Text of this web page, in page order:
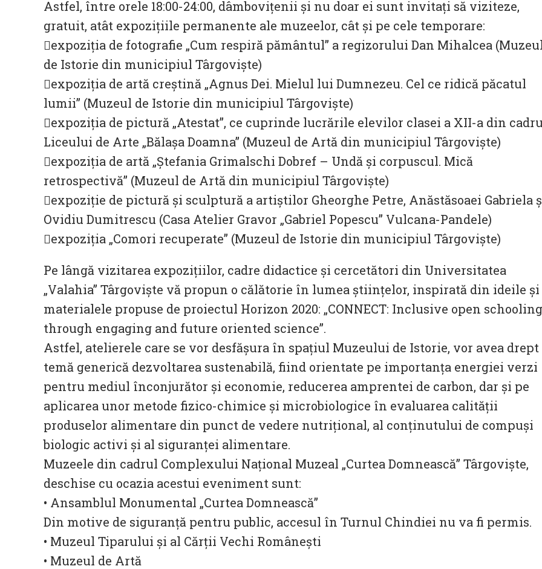
Astfel, între orele 18:00-24:00, dâmboviţenii și nu doar ei sunt invitați să viziteze,
gratuit, atât expoziţiile permanente ale muzeelor, cât şi pe cele temporare:
expoziția de fotografie „Cum respiră pământul” a regizorului Dan Mihalcea
de Istorie din municipiul Târgoviște)
expoziția de artă creștină „Agnus Dei. Mielul lui Dumnezeu. Cel ce ridică păcatul
lumii” (Muzeul de Istorie din municipiul Târgoviște)
expoziția de pictură „Atestat”, ce cuprinde lucrările elevilor clasei a XII-a din
Liceului de Arte „Bălașa Doamna” (Muzeul de Artă din municipiul Târgoviște)
expoziția de artă „Ștefania Grimalschi Dobref – Undă și corpuscul. Mică
retrospectivă” (Muzeul de Artă din municipiul Târgoviște)
expoziție de pictură și sculptură a artiștilor Gheorghe Petre, Anăstăsoaei Gabriela
Ovidiu Dumitrescu (Casa Atelier Gravor „Gabriel Popescu” Vulcana-Pandele)
expoziția „Comori recuperate” (Muzeul de Istorie din municipiul Târgoviște)
Pe lângă vizitarea expozițiilor, cadre didactice și cercetători din Universitatea
„Valahia” Târgoviște vă propun o călătorie în lumea științelor, inspirată din ideile și
materialele propuse de proiectul Horizon 2020: „CONNECT: Inclusive open schooling
through engaging and future oriented science”.
Astfel, atelierele care se vor desfășura în spațiul Muzeului de Istorie, vor avea drept
temă generică dezvoltarea sustenabilă, fiind orientate pe importanța energiei verzi
pentru mediul înconjurător și economie, reducerea amprentei de carbon, dar și pe
aplicarea unor metode fizico-chimice și microbiologice în evaluarea calității
produselor alimentare din punct de vedere nutrițional, al conținutului de compuși
biologic activi și al siguranței alimentare.
Muzeele din cadrul Complexului Naţional Muzeal „Curtea Domnească” Târgovişte,
deschise cu ocazia acestui eveniment sunt:
• Ansamblul Monumental „Curtea Domnească”
Din motive de siguranță pentru public, accesul în Turnul Chindiei nu va fi permis.
• Muzeul Tiparului şi al Cărţii Vechi Românești
• Muzeul de Artă